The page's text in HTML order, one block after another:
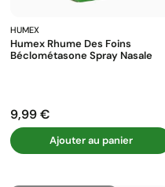
HUMEX
Humex Rhume Des Foins
Béclométasone Spray Nasale
Prix
9,99 €
Ajouter au panier